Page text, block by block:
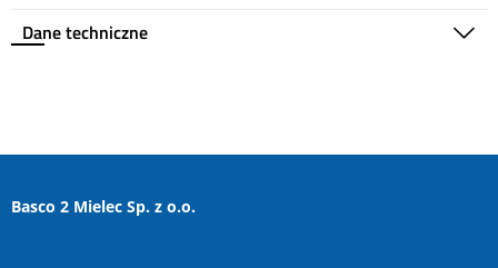
Dane techniczne
Basco 2 Mielec Sp. z o.o.